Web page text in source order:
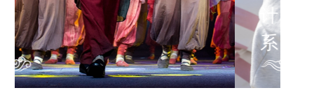
计
系